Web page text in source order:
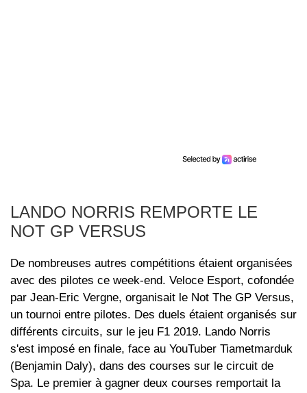
LANDO NORRIS REMPORTE LE
NOT GP VERSUS
De nombreuses autres compétitions étaient organisées
avec des pilotes ce week-end. Veloce Esport, cofondée
par Jean-Eric Vergne, organisait le Not The GP Versus,
un tournoi entre pilotes. Des duels étaient organisés sur
différents circuits, sur le jeu F1 2019. Lando Norris
s'est imposé en finale, face au YouTuber Tiametmarduk
(Benjamin Daly), dans des courses sur le circuit de
Spa. Le premier à gagner deux courses remportait la